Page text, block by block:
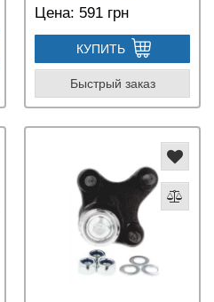
Цена: 591 грн
КУПИТЬ
Быстрый заказ